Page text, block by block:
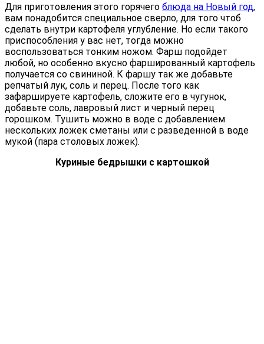
Для приготовления этого горячего блюда на Новый год,
вам понадобится специальное сверло, для того чтоб
сделать внутри картофеля углубление. Но если такого
приспособления у вас нет, тогда можно
воспользоваться тонким ножом. Фарш подойдет
любой, но особенно вкусно фаршированный картофель
получается со свининой. К фаршу так же добавьте
репчатый лук, соль и перец. После того как
зафаршируете картофель, сложите его в чугунок,
добавьте соль, лавровый лист и черный перец
горошком. Тушить можно в воде с добавлением
нескольких ложек сметаны или с разведенной в воде
мукой (пара столовых ложек).
Куриные бедрышки с картошкой